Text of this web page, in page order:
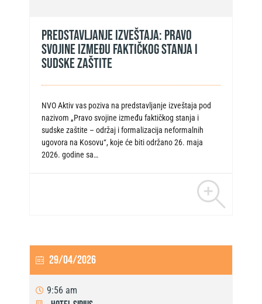
PREDSTAVLJANJE IZVEŠTAJA: PRAVO
SVOJINE IZMEĐU FAKTIČKOG STANJA I
SUDSKE ZAŠTITE
NVO Aktiv vas poziva na predstavljanje izveštaja pod
nazivom „Pravo svojine između faktičkog stanja i
sudske zaštite – održaj i formalizacija neformalnih
ugovora na Kosovu“, koje će biti održano 26. maja
2026. godine sa…
29/04/2026
9:56 am